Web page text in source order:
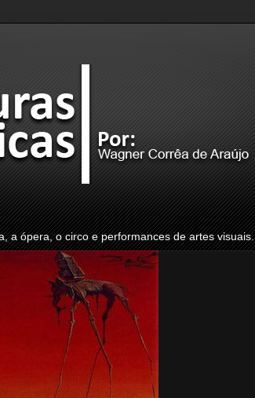
a ópera, o circo e performances de artes visuais.